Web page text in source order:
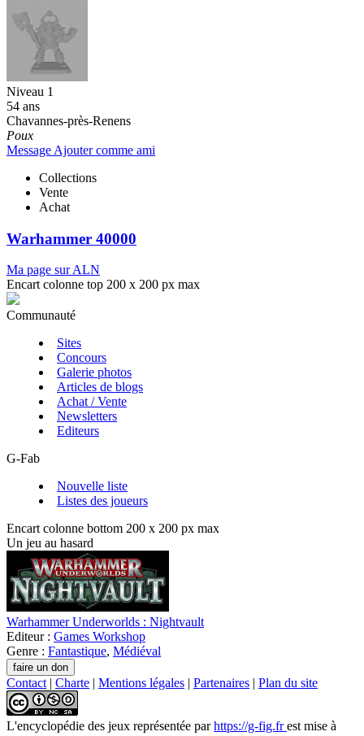
Niveau 1
54 ans
Chavannes-près-Renens
Poux
Message Ajouter comme ami
Collections
Vente
Achat
Warhammer 40000
Ma page sur ALN
Encart colonne top 200 x 200 px max
Communauté
Sites
Concours
Galerie photos
Articles de blogs
Achat / Vente
Newsletters
Editeurs
G-Fab
Nouvelle liste
Listes des joueurs
Encart colonne bottom 200 x 200 px max
Un jeu au hasard
Warhammer Underworlds : Nightvault
Editeur : Games Workshop
Genre : Fantastique, Médiéval
Contact | Charte | Mentions légales | Partenaires | Plan du site
L'encyclopédie des jeux représentée parhttps://g-fig.frest mise à